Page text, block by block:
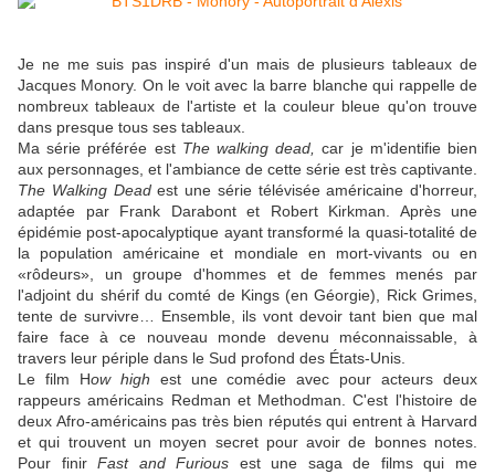
Je ne me suis pas inspiré d'un mais de plusieurs tableaux de
Jacques Monory. On le voit avec la barre blanche qui rappelle de
nombreux tableaux de l'artiste et la couleur bleue qu'on trouve
dans presque tous ses tableaux.
Ma série préférée est The walking dead,car je m'identifie bien
aux personnages, et l'ambiance de cette série est très captivante.
The Walking Deadest une série téléviséeaméricaine d'horreur,
adaptée par Frank Darabont et Robert Kirkman. Après une
épidémie post-apocalyptique ayant transformé la quasi-totalité de
la population américaine et mondiale en mort-vivants ou en
«rôdeurs», un groupe d'hommes et de femmes menés par
l'adjoint du shérif du comté de Kings (en Géorgie), Rick Grimes,
tente de survivre… Ensemble, ils vont devoir tant bien que mal
faire face à ce nouveau monde devenu méconnaissable, à
travers leur périple dans le Sud profond des États-Unis.
Le film How high est une comédie avec pour acteurs deux
rappeurs américains Redman et Methodman. C'est l'histoire de
deux Afro-américains pas très bien réputés qui entrent à Harvard
et qui trouvent un moyen secret pour avoir de bonnes notes.
Pour finirFast and Furious est une saga de films qui me